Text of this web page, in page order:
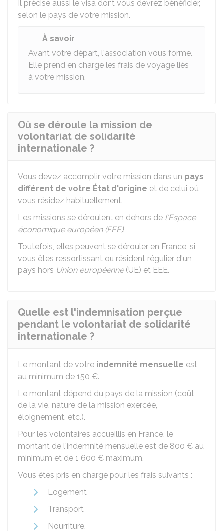
Il précise aussi le visa dont vous devrez bénéficier,
selon le pays de votre mission.
À savoir
Avant votre départ, l'association vous forme.
Elle prend en charge les frais de voyage liés
à votre mission.
Où se déroule la mission de
volontariat de solidarité
internationale ?
Vous devez accomplir votre mission dans un pays
différent de votre État d'origine et de celui où
vous résidez habituellement.
Les missions se déroulent en dehors de l'Espace
économique européen (EEE).
Toutefois, elles peuvent se dérouler en France, si
vous êtes ressortissant ou résident régulier d'un
pays hors Union européenne(UE) et EEE.
Quelle est l'indemnisation perçue
pendant le volontariat de solidarité
internationale ?
Le montant de votre indemnité mensuelle est
au minimum de 150 €.
Le montant dépend du pays de la mission (coût
de la vie, nature de la mission exercée,
éloignement, etc.).
Pour les volontaires accueillis en France, le
montant de l'indemnité mensuelle est de 800 € au
minimum et de 1 600 € maximum.
Vous êtes pris en charge pour les frais suivants :
Logement
Transport
Nourriture.